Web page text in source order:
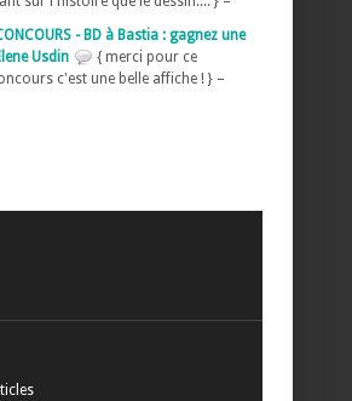
- BD à Bastia : gagnez une
Usdin
{ merci pour ce
c'est une belle affiche ! } –